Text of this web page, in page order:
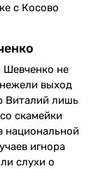
с Косово
Шевченко не
выход
Виталий лишь
скамейки
национальной
игнора
слухи о